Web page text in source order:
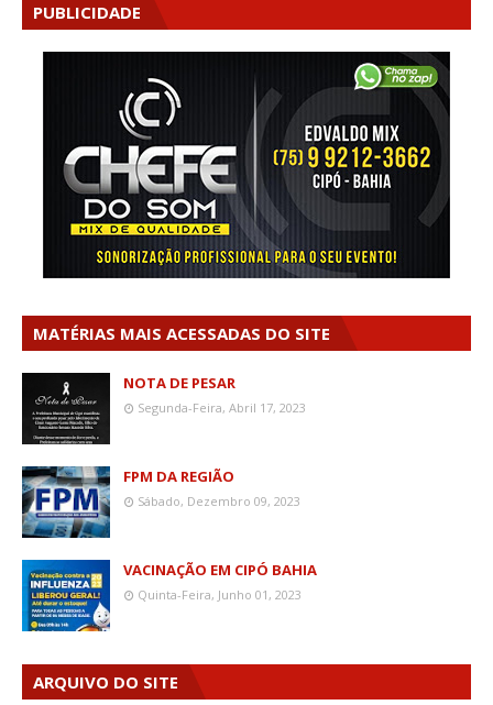
PUBLICIDADE
MATÉRIAS MAIS ACESSADAS DO SITE
NOTA DE PESAR
Segunda-Feira, Abril 17, 2023
FPM DA REGIÃO
Sábado, Dezembro 09, 2023
VACINAÇÃO EM CIPÓ BAHIA
Quinta-Feira, Junho 01, 2023
ARQUIVO DO SITE